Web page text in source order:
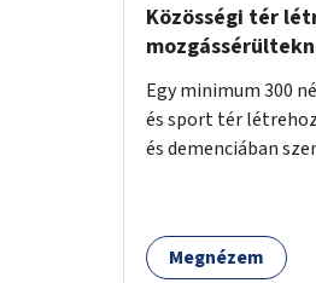
Közösségi tér
Egy minimum 300
és sport tér
és demenciában
amit a legtöbb
ember is tud
Megnézem